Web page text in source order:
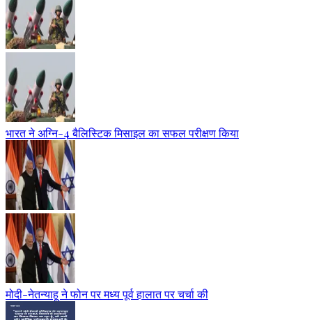
भारत ने अग्नि-4 बैलिस्टिक मिसाइल का सफल परीक्षण किया
मोदी-नेतन्याहू ने फोन पर मध्य पूर्व हालात पर चर्चा की